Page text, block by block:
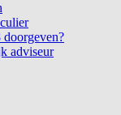
adviseur